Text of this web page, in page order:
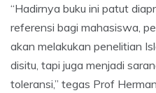
“Hadirnya buku ini patut
referensi bagi mahasiswa,
akan melakukan penelitian
disitu, tapi juga menjadi
toleransi,” tegas Prof